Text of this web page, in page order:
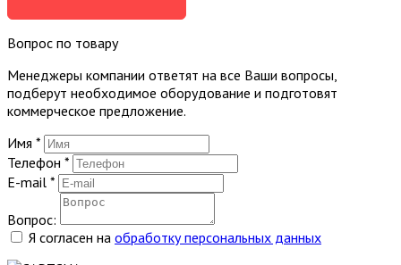
Вопрос по товару
Менеджеры компании ответят на все Ваши вопросы,
подберут необходимое оборудование и подготовят
коммерческое предложение.
Имя *
Телефон *
E-mail *
Вопрос:
Я согласен на обработку персональных данных